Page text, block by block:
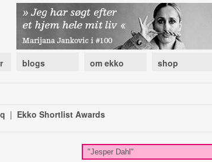
blogs om ekko shop
| Ekko Shortlist Awards